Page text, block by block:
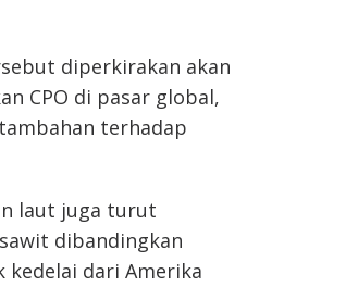
diperkirakan akan
CPO di pasar global,
terhadap
laut juga turut
dibandingkan
dari Amerika